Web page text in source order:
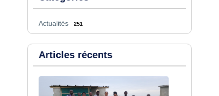
Actualités 251
Articles récents